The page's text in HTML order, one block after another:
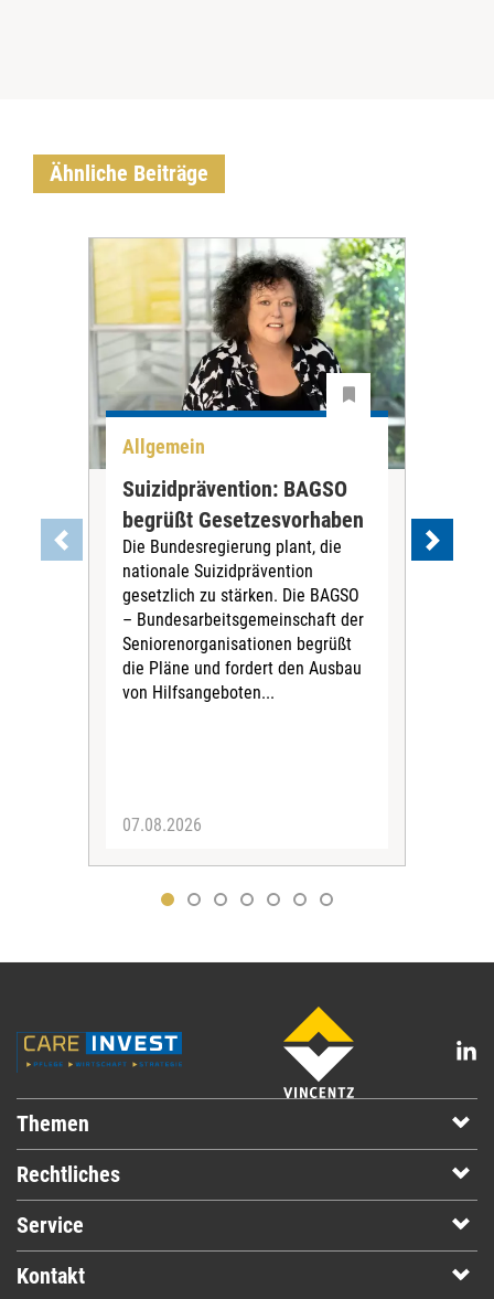
Ähnliche Beiträge
Allgemein
Suizidprävention: BAGSO
begrüßt Gesetzesvorhaben
Die Bundesregierung plant, die
nationale Suizidprävention
gesetzlich zu stärken. Die BAGSO
– Bundesarbeitsgemeinschaft der
Seniorenorganisationen begrüßt
die Pläne und fordert den Ausbau
von Hilfsangeboten...
07.08.2026
Themen
Rechtliches
Service
Kontakt